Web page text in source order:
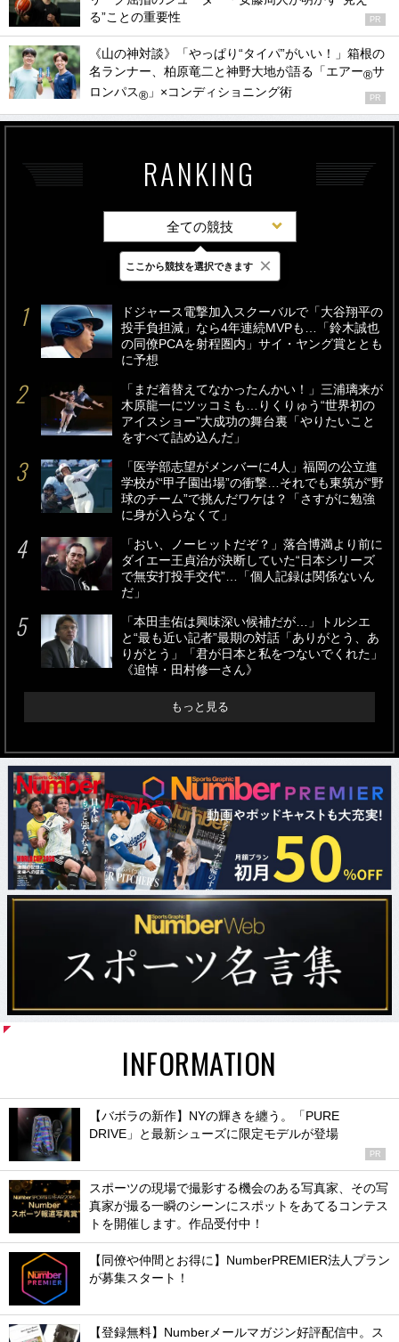
る”ことの重要性
PR
《山の神対談》「やっぱり“タイパ”がいい！」箱根の
名ランナー、柏原竜二と神野大地が語る「エアー®サ
ロンパス® 」×コンディショニング術 PR
RANKING
全ての競技
最新 24時間 週間
ドジャース電撃加入スクーバルで「大谷翔平の
投手負担減」なら4年連続MVPも…「鈴木誠也
の同僚PCAを射程圏内」サイ・ヤング賞ととも
に予想
「まだ着替えてなかったんかい！」三浦璃来が
木原龍一にツッコミも…りくりゅう“世界初の
アイスショー”大成功の舞台裏「やりたいこと
をすべて詰め込んだ」
「医学部志望がメンバーに4人」福岡の公立進
学校が“甲子園出場”の衝撃…それでも東筑が“野
球のチーム”で挑んだワケは？「さすがに勉強
に身が入らなくて」
「おい、ノーヒットだぞ？」落合博満より前に
ダイエー王貞治が決断していた“日本シリーズ
で無安打投手交代”…「個人記録は関係ないん
だ」
「本田圭佑は興味深い候補だが…」トルシエ
と“最も近い記者”最期の対話「ありがとう、あ
りがとう」「君が日本と私をつないでくれた」
《追悼・田村修一さん》
もっと見る
INFORMATION
【バボラの新作】NYの輝きを纏う。「PURE
DRIVE」と最新シューズに限定モデルが登場
PR
スポーツの現場で撮影する機会のある写真家、その写
真家が撮る一瞬のシーンにスポットをあてるコンテス
トを開催します。作品受付中！
【同僚や仲間とお得に】NumberPREMIER法人プラン
が募集スタート！
【登録無料】Numberメールマガジン好評配信中。ス
ここから競技を選択できます ×